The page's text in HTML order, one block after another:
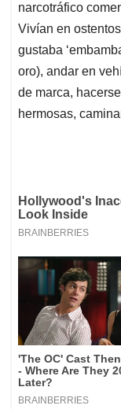
narcotráfico
Vivían en
gustaba
oro), andar en
de marca,
hermosas,